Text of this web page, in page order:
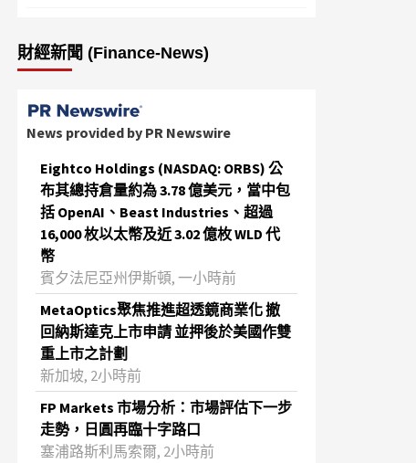
財經新聞 (Finance-News)
News provided by PR Newswire
Eightco Holdings (NASDAQ: ORBS) 公
布其總持倉量約為 3.78 億美元，當中包
括 OpenAI、Beast Industries、超過
16,000 枚以太幣及近 3.02 億枚 WLD 代
幣
賓夕法尼亞州伊斯頓, 一小時前
MetaOptics聚焦推進超透鏡商業化 撤
回納斯達克上市申請 並押後於美國作雙
重上市之計劃
新加坡, 2小時前
FP Markets 市場分析：市場評估下一步
走勢，日圓再臨十字路口
塞浦路斯利馬索爾, 2小時前